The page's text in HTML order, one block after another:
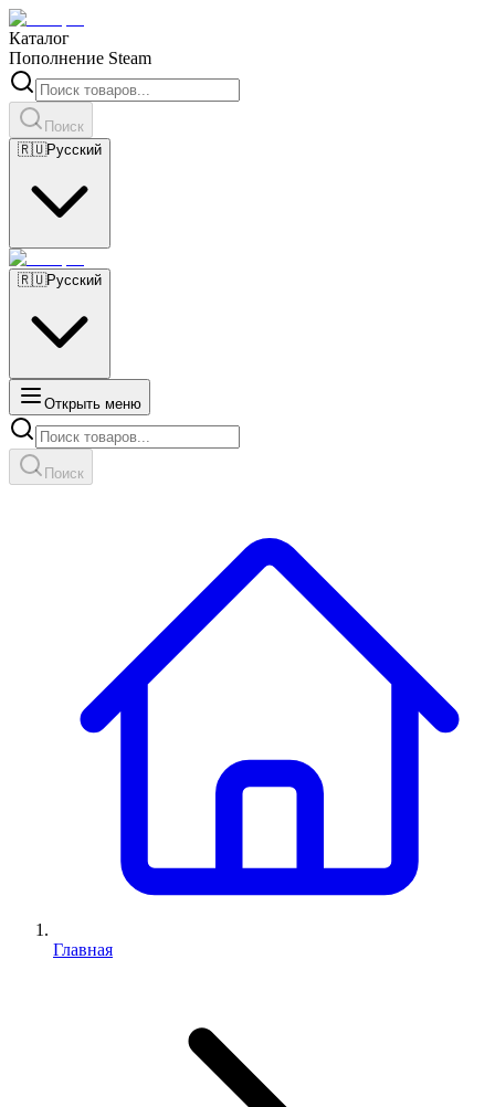
Каталог
Пополнение Steam
Поиск
🇷🇺Русский
🇷🇺Русский
Открыть меню
Поиск
Главная